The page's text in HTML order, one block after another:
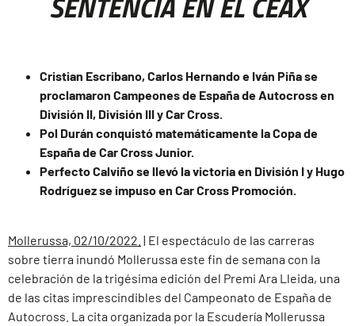
Cristian Escribano, Carlos Hernando e Iván Piña se
proclamaron Campeones de España de Autocross en
División II, División III y Car Cross.
Pol Durán conquistó matemáticamente la Copa de
España de Car Cross Junior.
Perfecto Calviño se llevó la victoria en División I y Hugo
Rodríguez se impuso en Car Cross Promoción.
Mollerussa, 02/10/2022. | El espectáculo de las carreras
sobre tierra inundó Mollerussa este fin de semana con la
celebración de la trigésima edición del Premi Ara Lleida, una
de las citas imprescindibles del Campeonato de España de
Autocross. La cita organizada por la Escudería Mollerussa